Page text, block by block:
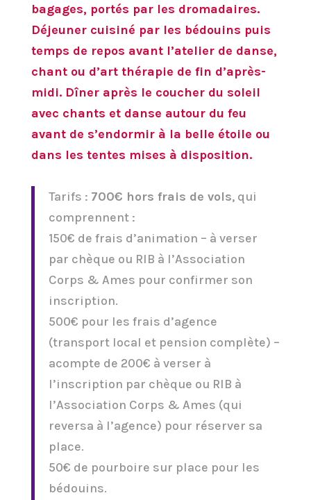
bagages, portés par les dromadaires.
Déjeuner cuisiné par les bédouins puis
temps de repos avant l’atelier de danse,
chant ou d’art thérapie de fin d’après-
midi. Dîner après le coucher du soleil
avec chants et danse autour du feu
avant de s’endormir à la belle étoile ou
dans les tentes mises à disposition.
Tarifs : 700€ hors frais de vols, qui
comprennent :
150€ de frais d’animation – à verser
par chèque ou RIB à l’Association
Corps & Ames pour confirmer son
inscription.
500€ pour les frais d’agence
(transport local et pension complète) –
acompte de 200€ à verser à
l’inscription par chèque ou RIB à
l’Association Corps & Ames (qui
reversa à l’agence) pour réserver sa
place.
50€ de pourboire sur place pour les
bédouins.